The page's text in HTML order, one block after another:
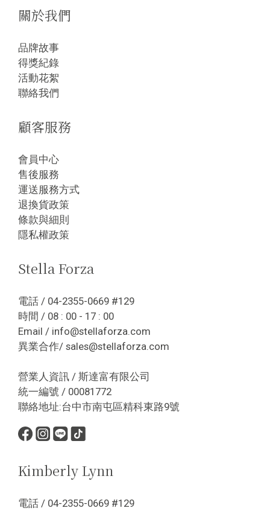
關於我們
品牌故事
得獎紀錄
活動花絮
聯絡我們
顧客服務
會員中心
售後服務
運送服務方式
退換貨政策
條款與細則
隱私權政策
Stella Forza
電話 / 04-2355-0669 #129
時間 / 08 : 00 - 17 : 00
Email / info@stellaforza.com
異業合作/ sales@stellaforza.com
營業人資訊 / 斯達富有限公司
統一編號 / 00081772
聯絡地址:台中市南屯區精科東路9號
Kimberly Lynn
電話 / 04-2355-0669 #129